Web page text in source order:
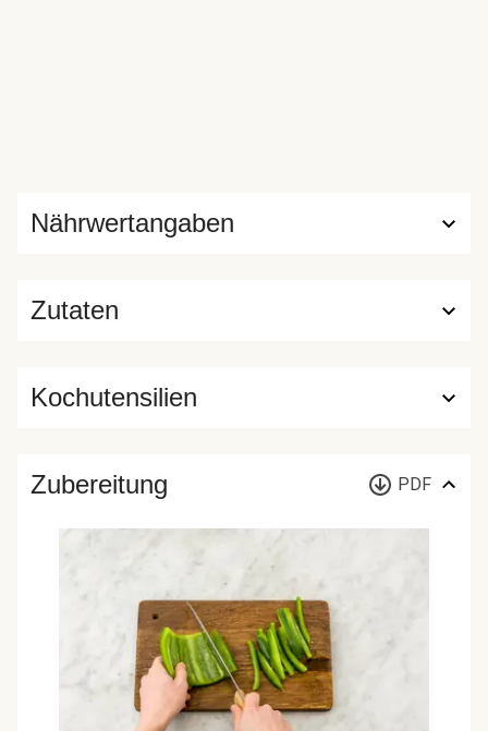
Zutaten
Nährwertangaben
Kochutensilien
Zubereitung PDF